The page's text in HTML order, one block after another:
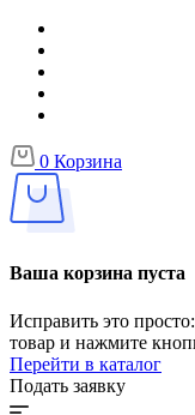
0 Корзина
Ваша корзина пуста
Исправить это
товар и нажмите
Перейти в каталог
Подать заявку